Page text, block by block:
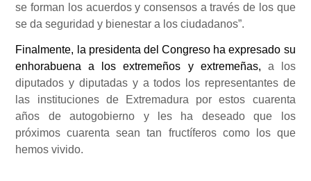
se forman los acuerdos y consensos a través de los que
se da seguridad y bienestar a los ciudadanos”.
Finalmente, la presidenta del Congreso ha expresado su
enhorabuena a los extremeños y extremeñas, a los
diputados y diputadas y a todos los representantes de
las instituciones de Extremadura por estos cuarenta
años de autogobierno y les ha deseado que los
próximos cuarenta sean tan fructíferos como los que
hemos vivido.